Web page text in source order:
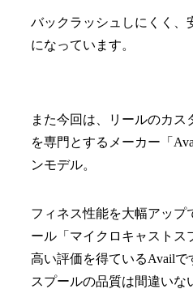
バックラッシュしにくく、
になっています。
また今回は、リールのカス
を専門とするメーカー「
ンモデル。
フィネス性能を大幅アップ
ール「マイクロキャストス
高い評価を得ているAvail
スプールの品質は間違いな